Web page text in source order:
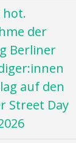
hot.
der
Berliner
auf den
Street Day